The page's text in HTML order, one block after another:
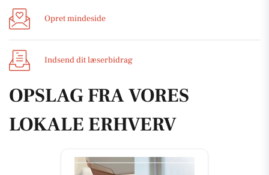
Opret mindeside
Indsend dit læserbidrag
OPSLAG FRA VORES
LOKALE ERHVERV